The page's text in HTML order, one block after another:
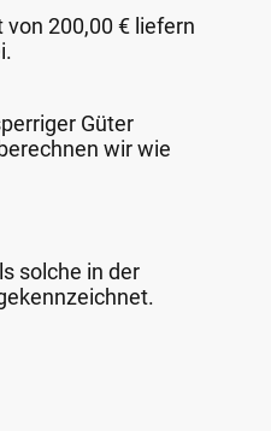
200,00 € liefern
Güter
wir wie
solche in der